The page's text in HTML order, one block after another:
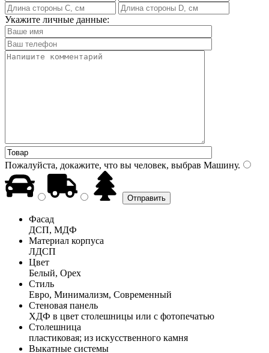
Укажите личные данные:
Пожалуйста, докажите, что вы человек, выбрав Машину.
Фасад
ДСП, МДФ
Материал корпуса
ЛДСП
Цвет
Белый, Орех
Стиль
Евро, Минимализм, Современный
Стеновая панель
ХДФ в цвет столешницы или с фотопечатью
Столешница
пластиковая; из искусственного камня
Выкатные системы